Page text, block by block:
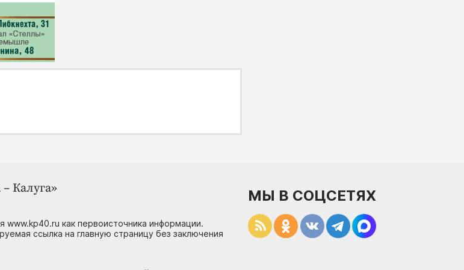
Калуга»
www.kp40.ru как первоисточника информации.
ссылка на главную страницу без заключения
МЫ В СОЦСЕТЯХ